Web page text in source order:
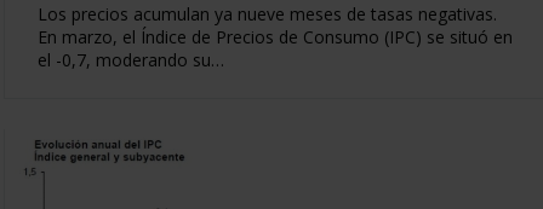
Los precios acumulan ya nueve meses de tasas negativas.
En marzo, el Índice de Precios de Consumo (IPC) se situó en
el -0,7, moderando su…